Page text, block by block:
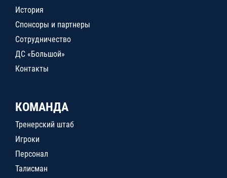
История
Спонсоры и партнеры
Сотрудничество
ДС «Большой»
Контакты
КОМАНДА
Тренерский штаб
Игроки
Персонал
Талисман